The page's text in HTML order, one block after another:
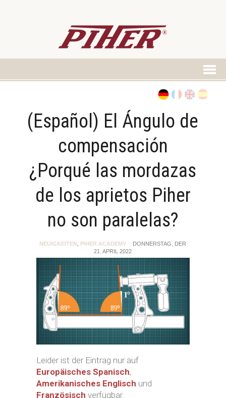
(Español) El Ángulo de
compensación
¿Porqué las mordazas
de los aprietos Piher
no son paralelas?
NEUIGKEITEN PIHER ACADEMY
DONNERSTAG, DER
21. APRIL 2022
Leider ist der Eintrag nur auf
Europäisches Spanisch,
Amerikanisches Englisch und
Französisch verfügbar.